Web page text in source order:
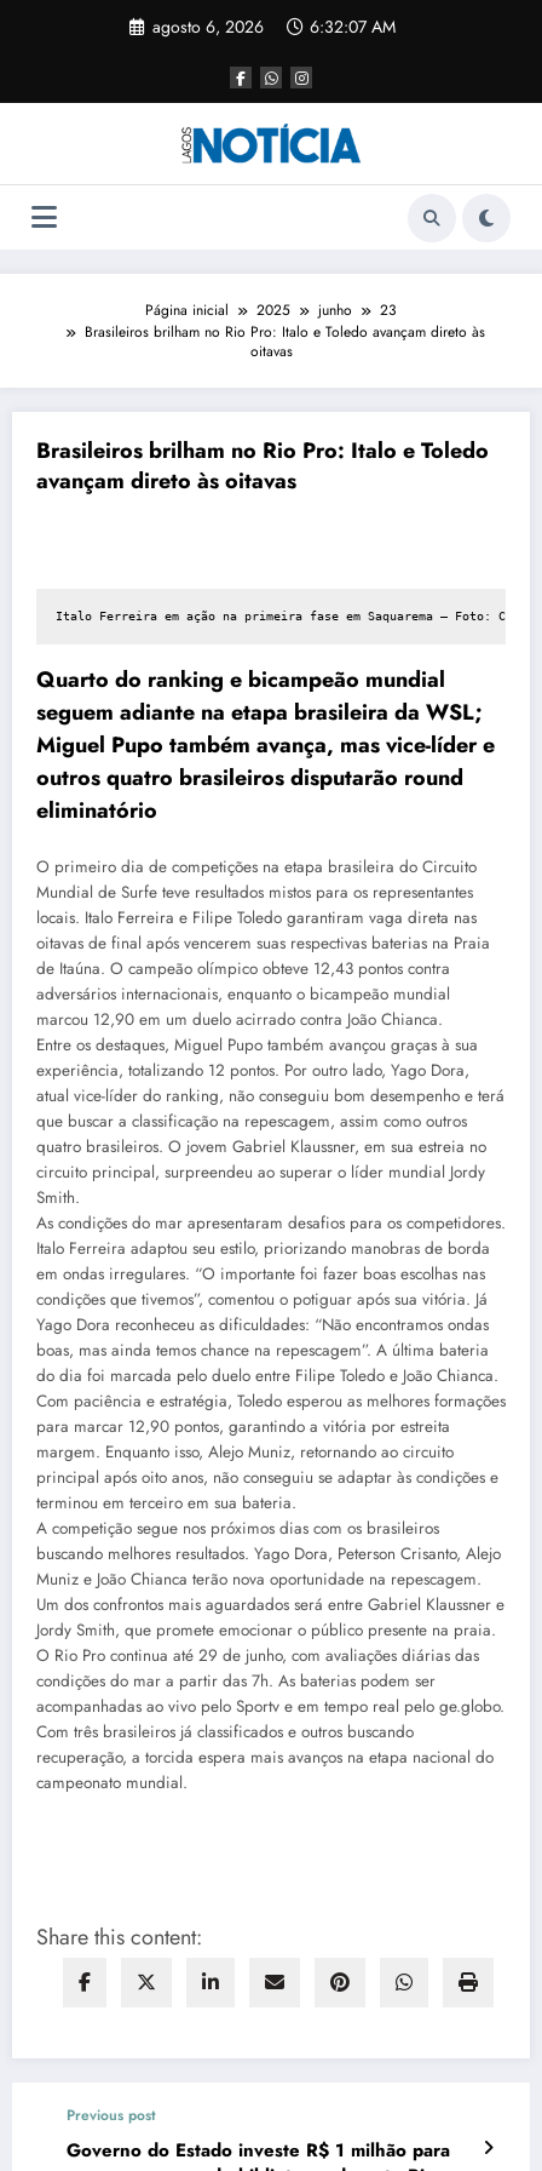
agosto 6, 2026 6:32:07 AM
Página inicial 2025 junho
23
Brasileiros brilham no Rio Pro: Italo e Toledo avançam direto às
oitavas
Brasileiros brilham no Rio Pro: Italo e Toledo
avançam direto às oitavas
Italo Ferreira em ação na primeira fase em Saquarema — Foto: Camila
Quarto do ranking e bicampeão mundial
seguem adiante na etapa brasileira da WSL;
Miguel Pupo também avança, mas vice-líder e
outros quatro brasileiros disputarão round
eliminatório
O primeiro dia de competições na etapa brasileira do Circuito
Mundial de Surfe teve resultados mistos para os representantes
locais. Italo Ferreira e Filipe Toledo garantiram vaga direta nas
oitavas de final após vencerem suas respectivas baterias na Praia
de Itaúna. O campeão olímpico obteve 12,43 pontos contra
adversários internacionais, enquanto o bicampeão mundial
marcou 12,90 em um duelo acirrado contra João Chianca.
Entre os destaques, Miguel Pupo também avançou graças à sua
experiência, totalizando 12 pontos. Por outro lado, Yago Dora,
atual vice-líder do ranking, não conseguiu bom desempenho e terá
que buscar a classificação na repescagem, assim como outros
quatro brasileiros. O jovem Gabriel Klaussner, em sua estreia no
circuito principal, surpreendeu ao superar o líder mundial Jordy
Smith.
As condições do mar apresentaram desafios para os competidores.
Italo Ferreira adaptou seu estilo, priorizando manobras de borda
em ondas irregulares. “O importante foi fazer boas escolhas nas
condições que tivemos”, comentou o potiguar após sua vitória. Já
Yago Dora reconheceu as dificuldades: “Não encontramos ondas
boas, mas ainda temos chance na repescagem”. A última bateria
do dia foi marcada pelo duelo entre Filipe Toledo e João Chianca.
Com paciência e estratégia, Toledo esperou as melhores formações
para marcar 12,90 pontos, garantindo a vitória por estreita
margem. Enquanto isso, Alejo Muniz, retornando ao circuito
principal após oito anos, não conseguiu se adaptar às condições e
terminou em terceiro em sua bateria.
A competição segue nos próximos dias com os brasileiros
buscando melhores resultados. Yago Dora, Peterson Crisanto, Alejo
Muniz e João Chianca terão nova oportunidade na repescagem.
Um dos confrontos mais aguardados será entre Gabriel Klaussner e
Jordy Smith, que promete emocionar o público presente na praia.
O Rio Pro continua até 29 de junho, com avaliações diárias das
condições do mar a partir das 7h. As baterias podem ser
acompanhadas ao vivo pelo Sportv e em tempo real pelo ge.globo.
Com três brasileiros já classificados e outros buscando
recuperação, a torcida espera mais avanços na etapa nacional do
campeonato mundial.
Share this content:
Previous post
Governo do Estado investe R$ 1 milhão para